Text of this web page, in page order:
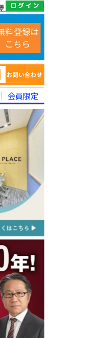
会員限定